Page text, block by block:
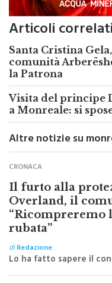
Articoli
Santa Cristina
comunità
la Patrona
a Monreale: si
Altre notizie su
CRONACA
Il furto alla
Overland, il
“Ricompreremo
rubata”
diRedazione
Lo ha fatto sapere il
TOP NEWS ITALPRESS